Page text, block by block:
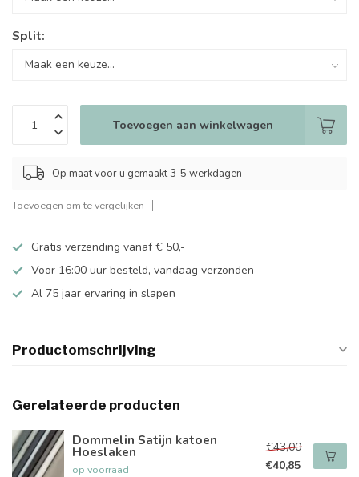
Split:
Toevoegen aan winkelwagen
Op maat voor u gemaakt 3-5 werkdagen
Toevoegen om te vergelijken
Gratis verzending vanaf € 50,-
Voor 16:00 uur besteld, vandaag verzonden
Al 75 jaar ervaring in slapen
Productomschrijving
Gerelateerde producten
Dommelin Satijn katoen
Hoeslaken
op voorraad
€43,00
€40,85